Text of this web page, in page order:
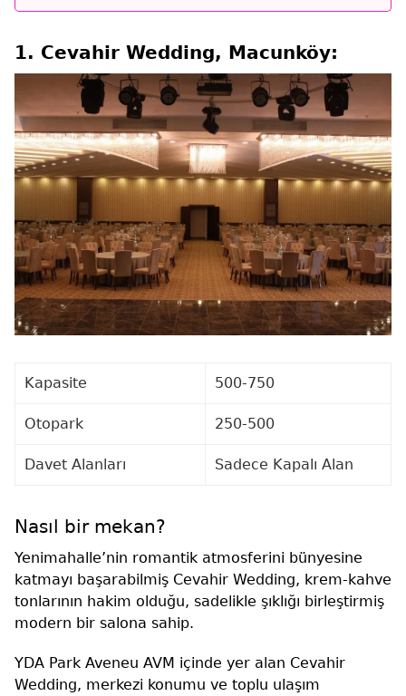
1. Cevahir Wedding, Macunköy:
Kapasite 500-750
Otopark 250-500
Davet Alanları Sadece Kapalı Alan
Nasıl bir mekan?
Yenimahalle’nin romantik atmosferini bünyesine
katmayı başarabilmiş Cevahir Wedding, krem-kahve
tonlarının hakim olduğu, sadelikle şıklığı birleştirmiş
modern bir salona sahip.
YDA Park Aveneu AVM içinde yer alan Cevahir
Wedding, merkezi konumu ve toplu ulaşım